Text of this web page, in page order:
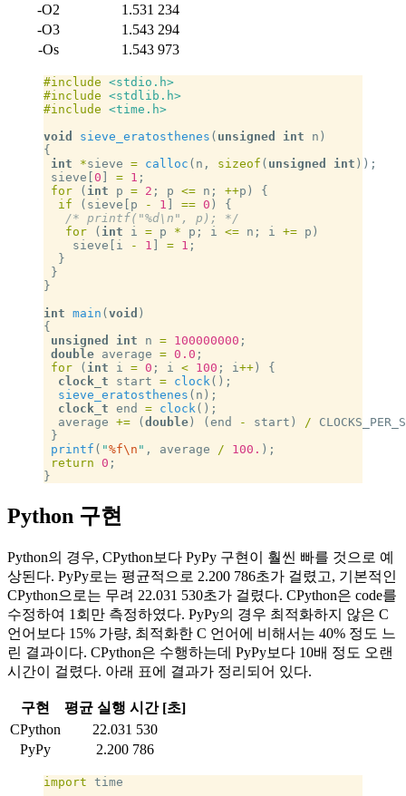
-O2
1.531 234
-O3
1.543 294
-Os
1.543 973
#include <stdio.h>
#include <stdlib.h>
#include <time.h>
void
sieve_eratosthenes ( unsigned int n)
{
int *sieve = calloc (n, sizeof ( unsigned int ));
sieve[ 0 = 1 ;
for ( int p = 2 ; p <= n; ++p) {
  if
(sieve[p - 1 == 0 ) {
   /* printf("%d\n", p); */
   for
( int i = p * p; i <= n; i += p)
    sieve[i
- 1 = 1 ;
  }
}
}
int main ( void )
{
unsigned
int n = 100000000 ;
double average = 0.0 ;
for ( int i = 0 ; i < 100 ; i++ ) {
  clock_t
start = clock();
  sieve_eratosthenes
(n);
  clock_t
end = clock();
  average
+= ( double ) (end - start) /
}
printf ( "%f\n " , average / 100. );
return 0 ;
}
Python 구현
Python의 경우, CPython보다 PyPy 구현이 훨씬 빠를 것으로 예
상된다. PyPy로는 평균적으로 2.200 786초가 걸렸고, 기본적인
CPython으로는 무려 22.031 530초가 걸렸다. CPython은 code를
수정하여 1회만 측정하였다. PyPy의 경우 최적화하지 않은 C
언어보다 15% 가량, 최적화한 C 언어에 비해서는 40% 정도 느
린 결과이다. CPython은 수행하는데 PyPy보다 10배 정도 오랜
시간이 걸렸다. 아래 표에 결과가 정리되어 있다.
구현
평균 실행 시간 [초]
CPython
22.031 530
PyPy
2.200 786
import time